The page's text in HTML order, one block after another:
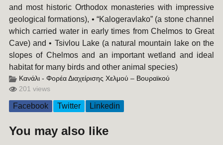
and most historic Orthodox monasteries with impressive
geological formations), • “Kalogeravlako” (a stone channel
which carried water in early times from Chelmos to Great
Cave) and • Tsivlou Lake (a natural mountain lake on the
slopes of Chelmos and an important wetland and ideal
habitat for many birds and other animal species)
Κανάλι - Φορέα Διαχείρισης Χελμού – Βουραϊκού
201 views
Facebook Twitter Linkedin
You may also like